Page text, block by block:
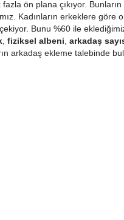
ön plana çıkıyor.
Kadınların erkeklere göre
Bunu %60 ile
fiziksel albeni arkadaş
arkadaş ekleme talebinde